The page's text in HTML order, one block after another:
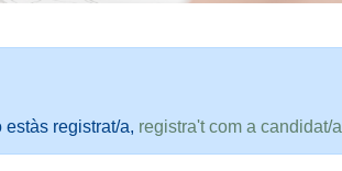
estàs registrat/a, registra't com a candidat/a